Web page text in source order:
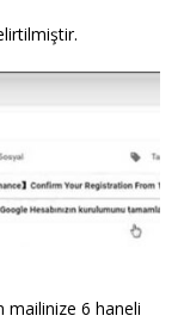
mailinize 6 haneli